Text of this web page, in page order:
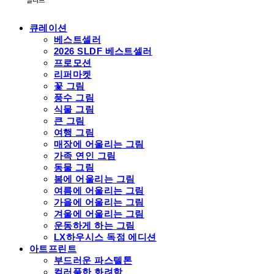
큐레이션
베스트셀러
2026 SLDF 베스트셀러
프로모션
리퍼마켓
꽃 그림
풍수 그림
식물 그림
큰 그림
여행 그림
매장에 어울리는 그림
가족 연인 그림
동물 그림
봄에 어울리는 그림
여름에 어울리는 그림
가을에 어울리는 그림
겨울에 어울리는 그림
운동하게 하는 그림
LX하우시스 독점 에디션
아트프린트
부드러운 파스텔톤
컬러풀한 화려함